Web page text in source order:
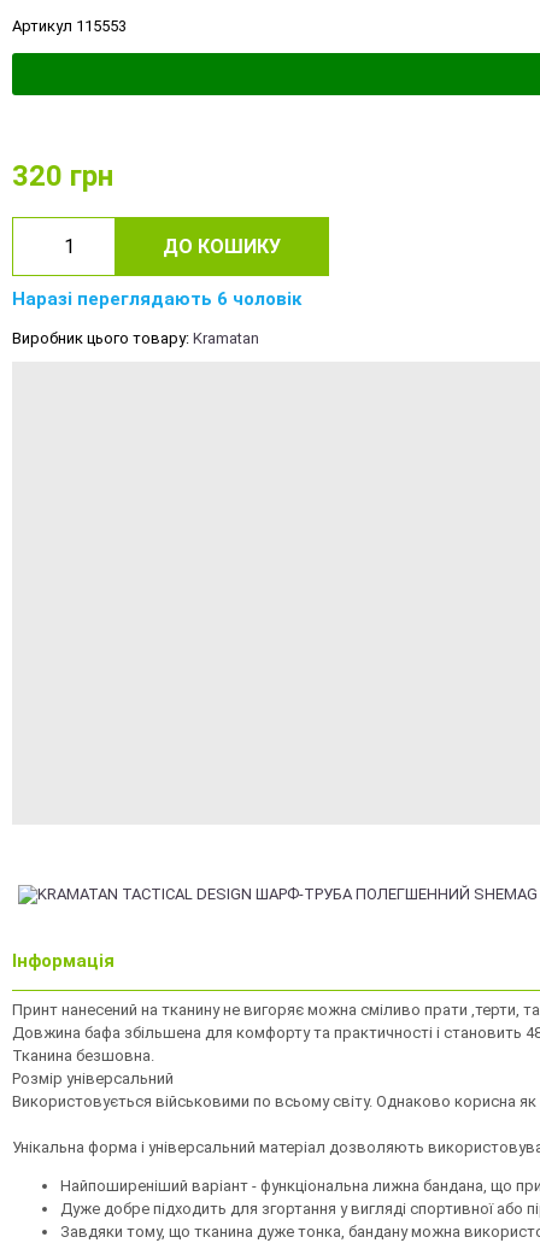
Артикул 115553
320 грн
ДО КОШИКУ
Наразі переглядають 6 чоловік
Виробник цього товару: Kramatan
Інформація
Принт нанесений на тканину не вигоряє можна сміливо прати ,терти,
Довжина бафа збільшена для комфорту та практичності і становить
Тканина безшовна.
Розмір універсальний
Використовується військовими по всьому світу. Однаково корисна
Унікальна форма і універсальний матеріал дозволяють
Найпоширеніший варіант - функціональна лижна бандана, що
Дуже добре підходить для згортання у вигляді спортивної або
Завдяки тому, що тканина дуже тонка, бандану можна